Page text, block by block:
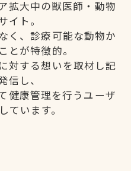
拡大中の獣医師・動物
イト。
く、診療可能な動物か
とが特徴的。
対する想いを取材し記
信し、
健康管理を行うユーザ
ています。